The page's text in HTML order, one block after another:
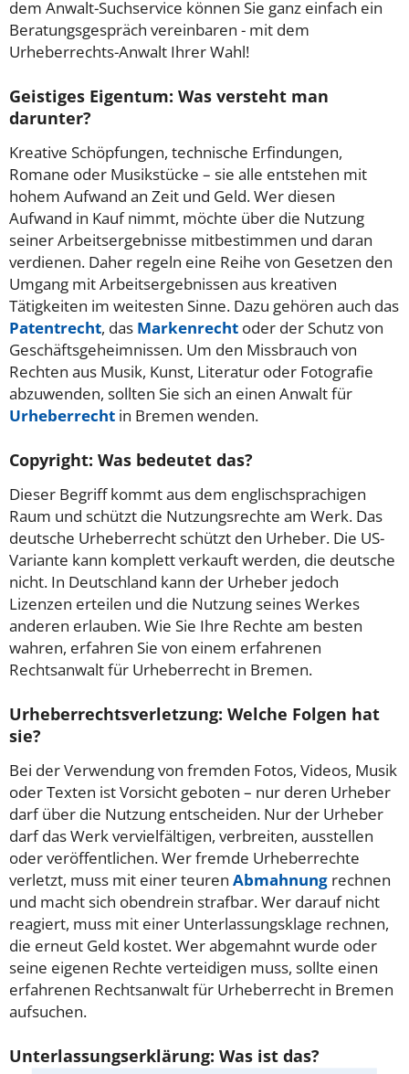
dem Anwalt-Suchservice können Sie ganz einfach ein
Beratungsgespräch vereinbaren - mit dem
Urheberrechts-Anwalt Ihrer Wahl!
Geistiges Eigentum: Was versteht man
darunter?
Kreative Schöpfungen, technische Erfindungen,
Romane oder Musikstücke – sie alle entstehen mit
hohem Aufwand an Zeit und Geld. Wer diesen
Aufwand in Kauf nimmt, möchte über die Nutzung
seiner Arbeitsergebnisse mitbestimmen und daran
verdienen. Daher regeln eine Reihe von Gesetzen den
Umgang mit Arbeitsergebnissen aus kreativen
Tätigkeiten im weitesten Sinne. Dazu gehören auch das
Patentrecht, das Markenrecht oder der Schutz von
Geschäftsgeheimnissen. Um den Missbrauch von
Rechten aus Musik, Kunst, Literatur oder Fotografie
abzuwenden, sollten Sie sich an einen Anwalt für
Urheberrecht in Bremen wenden.
Copyright: Was bedeutet das?
Dieser Begriff kommt aus dem englischsprachigen
Raum und schützt die Nutzungsrechte am Werk. Das
deutsche Urheberrecht schützt den Urheber. Die US-
Variante kann komplett verkauft werden, die deutsche
nicht. In Deutschland kann der Urheber jedoch
Lizenzen erteilen und die Nutzung seines Werkes
anderen erlauben. Wie Sie Ihre Rechte am besten
wahren, erfahren Sie von einem erfahrenen
Rechtsanwalt für Urheberrecht in Bremen.
Urheberrechtsverletzung: Welche Folgen hat
sie?
Bei der Verwendung von fremden Fotos, Videos, Musik
oder Texten ist Vorsicht geboten – nur deren Urheber
darf über die Nutzung entscheiden. Nur der Urheber
darf das Werk vervielfältigen, verbreiten, ausstellen
oder veröffentlichen. Wer fremde Urheberrechte
verletzt, muss mit einer teuren Abmahnung rechnen
und macht sich obendrein strafbar. Wer darauf nicht
reagiert, muss mit einer Unterlassungsklage rechnen,
die erneut Geld kostet. Wer abgemahnt wurde oder
seine eigenen Rechte verteidigen muss, sollte einen
erfahrenen Rechtsanwalt für Urheberrecht in Bremen
aufsuchen.
Unterlassungserklärung: Was ist das?